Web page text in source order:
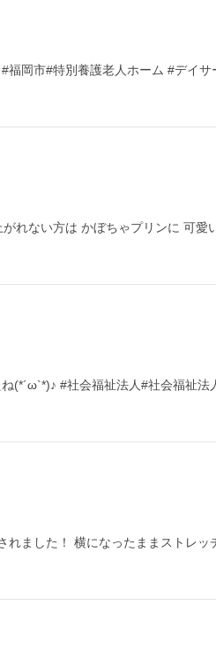
岡市#特別養護老人ホーム #デイ
れない方は かぼちゃプリンに 可愛
#社会福祉法人#社会福祉
ました！ 横になったままストレ